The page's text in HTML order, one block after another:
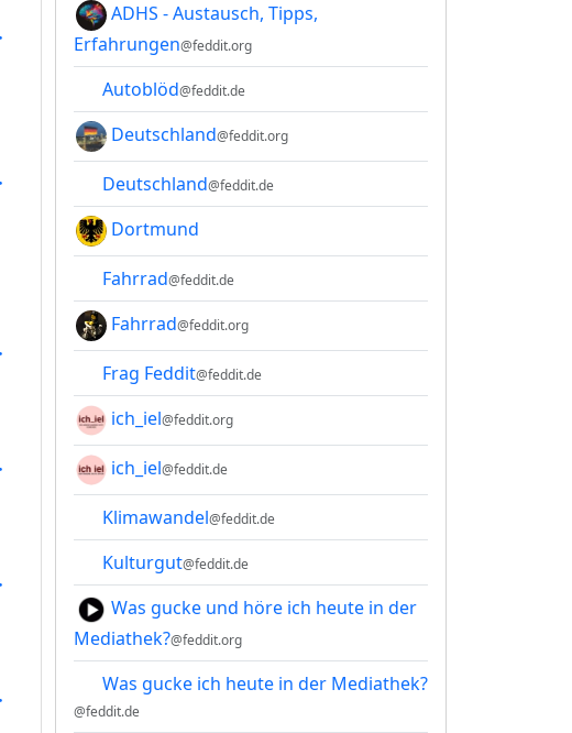
ADHS - Austausch, Tipps,
Erfahrungen@feddit.org
Autoblöd@feddit.de
Deutschland@feddit.org
Deutschland@feddit.de
Dortmund
Fahrrad@feddit.de
Fahrrad@feddit.org
Frag Feddit@feddit.de
ich_iel@feddit.org
ich_iel@feddit.de
Klimawandel@feddit.de
Kulturgut@feddit.de
Was gucke und höre ich heute in der
Mediathek?@feddit.org
Was gucke ich heute in der Mediathek?
@feddit.de